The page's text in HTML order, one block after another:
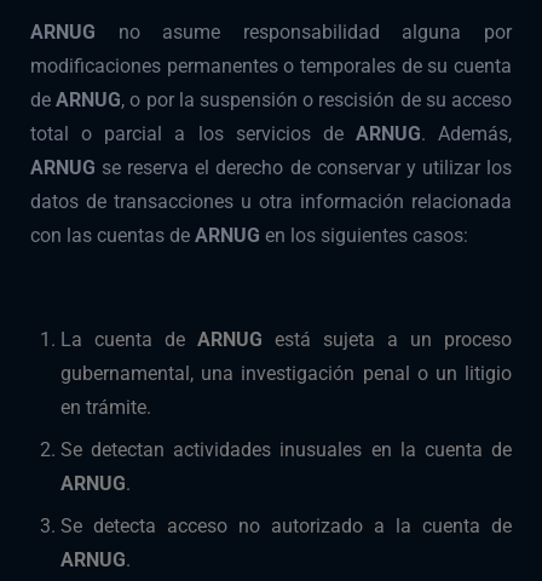
ARNUG no asume responsabilidad alguna por
modificaciones permanentes o temporales de su cuenta
deARNUG, o por la suspensión o rescisión de su acceso
total o parcial a los servicios de ARNUG. Además,
ARNUG se reserva el derecho de conservar y utilizar los
datos de transacciones u otra información relacionada
con las cuentas de ARNUG en los siguientes casos:
La cuenta de ARNUG está sujeta a un proceso
gubernamental, una investigación penal o un litigio
en trámite.
Se detectan actividades inusuales en la cuenta de
ARNUG.
Se detecta acceso no autorizado a la cuenta de
ARNUG.